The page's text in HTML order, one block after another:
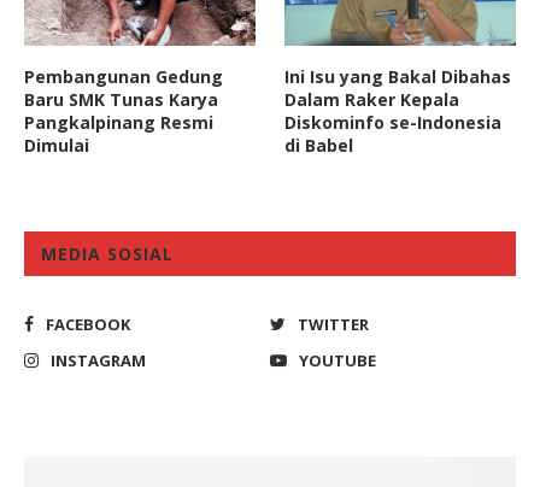
Pembangunan Gedung
Baru SMK Tunas Karya
Pangkalpinang Resmi
Dimulai
Ini Isu yang Bakal Dibahas
Dalam Raker Kepala
Diskominfo se-Indonesia
di Babel
MEDIA SOSIAL
FACEBOOK
TWITTER
INSTAGRAM
YOUTUBE